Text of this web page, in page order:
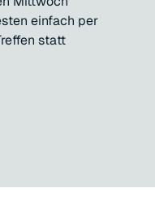
einfach per
statt